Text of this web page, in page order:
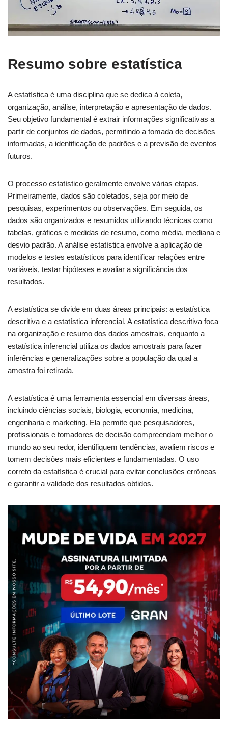
Resumo sobre estatística
A estatística é uma disciplina que se dedica à coleta,
organização, análise, interpretação e apresentação de dados.
Seu objetivo fundamental é extrair informações significativas a
partir de conjuntos de dados, permitindo a tomada de decisões
informadas, a identificação de padrões e a previsão de eventos
futuros.
O processo estatístico geralmente envolve várias etapas.
Primeiramente, dados são coletados, seja por meio de
pesquisas, experimentos ou observações. Em seguida, os
dados são organizados e resumidos utilizando técnicas como
tabelas, gráficos e medidas de resumo, como média, mediana e
desvio padrão. A análise estatística envolve a aplicação de
modelos e testes estatísticos para identificar relações entre
variáveis, testar hipóteses e avaliar a significância dos
resultados.
A estatística se divide em duas áreas principais: a estatística
descritiva e a estatística inferencial. A estatística descritiva foca
na organização e resumo dos dados amostrais, enquanto a
estatística inferencial utiliza os dados amostrais para fazer
inferências e generalizações sobre a população da qual a
amostra foi retirada.
A estatística é uma ferramenta essencial em diversas áreas,
incluindo ciências sociais, biologia, economia, medicina,
engenharia e marketing. Ela permite que pesquisadores,
profissionais e tomadores de decisão compreendam melhor o
mundo ao seu redor, identifiquem tendências, avaliem riscos e
tomem decisões mais eficientes e fundamentadas. O uso
correto da estatística é crucial para evitar conclusões errôneas
e garantir a validade dos resultados obtidos.